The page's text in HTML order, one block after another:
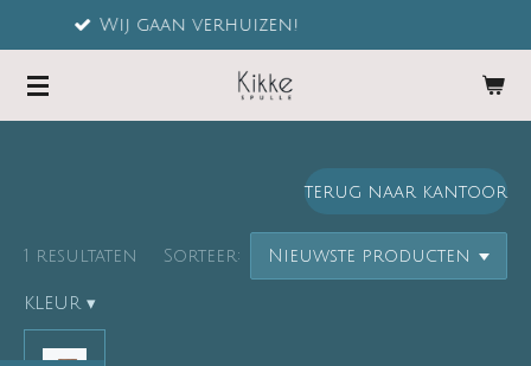
naar
de
gaan verhuizen!
terug naar kantoor
1 resultaten Sorteer:
KLEUR ▾